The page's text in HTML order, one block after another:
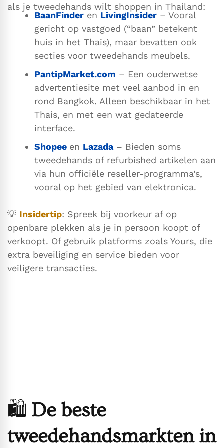
als je tweedehands wilt shoppen in Thailand:
BaanFinder en LivingInsider – Vooral
gericht op vastgoed (“baan” betekent
huis in het Thais), maar bevatten ook
secties voor tweedehands meubels.
PantipMarket.com – Een ouderwetse
advertentiesite met veel aanbod in en
rond Bangkok. Alleen beschikbaar in het
Thais, en met een wat gedateerde
interface.
Shopee en Lazada– Bieden soms
tweedehands of refurbished artikelen aan
via hun officiële reseller-programma’s,
vooral op het gebied van elektronica.
💡 Insidertip: Spreek bij voorkeur af op
openbare plekken als je in persoon koopt of
verkoopt. Of gebruik platforms zoals Yours, die
extra beveiliging en service bieden voor
veiligere transacties.
🛍️ De beste
tweedehandsmarkten in